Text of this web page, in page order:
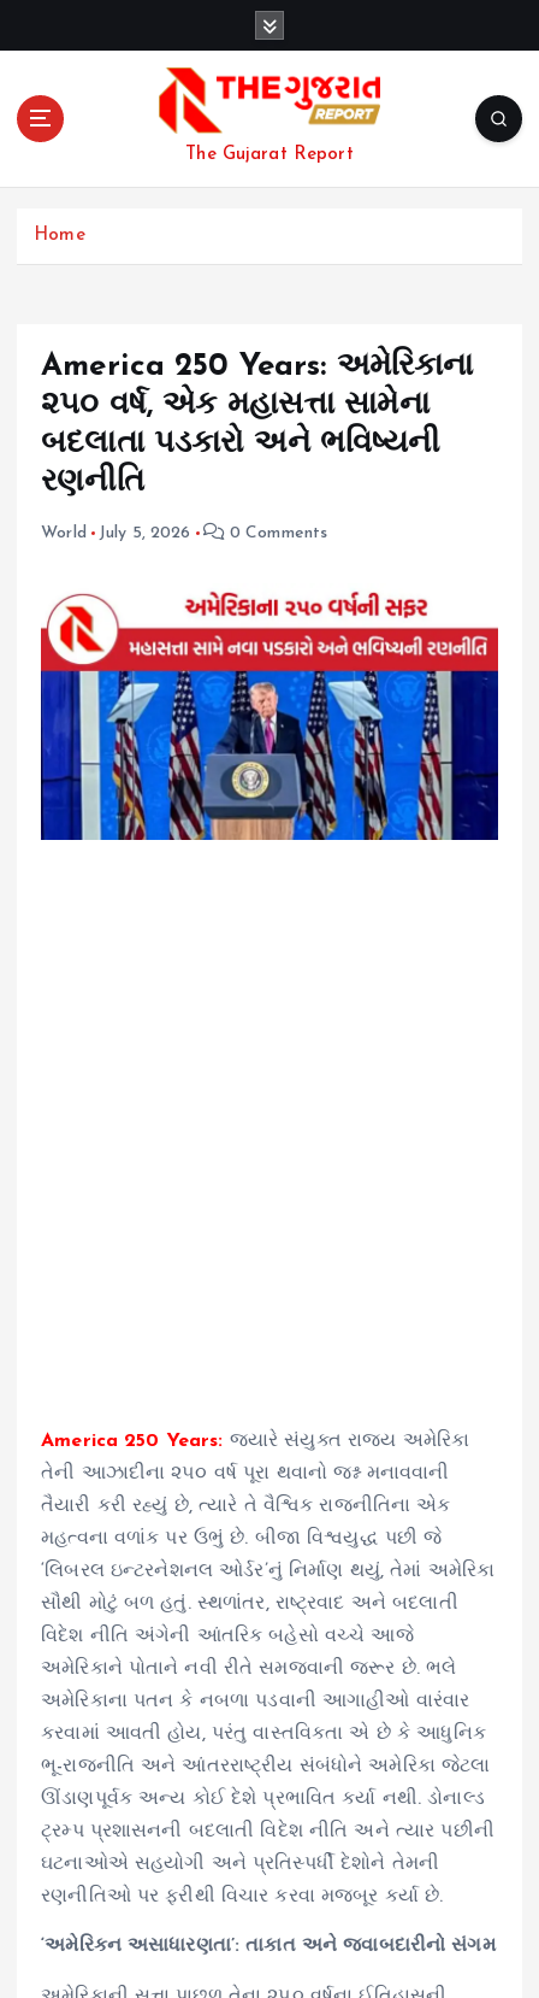
The Gujarat Report
Home
America 250 Years: અમેરિકાના
૨૫૦ વર્ષ, એક મહાસત્તા સામેના
બદલાતા પડકારો અને ભવિષ્યની
રણનીતિ
World July 5, 2026 0 Comments
America 250 Years: જ્યારે સંયુક્ત રાજ્ય અમેરિકા
તેની આઝાદીના ૨૫૦ વર્ષ પૂરા થવાનો જશ્ન મનાવવાની
તૈયારી કરી રહ્યું છે, ત્યારે તે વૈશ્વિક રાજનીતિના એક
મહત્વના વળાંક પર ઉભું છે. બીજા વિશ્વયુદ્ધ પછી જે
‘લિબરલ ઇન્ટરનેશનલ ઓર્ડર’નું નિર્માણ થયું, તેમાં અમેરિકા
સૌથી મોટું બળ હતું. સ્થળાંતર, રાષ્ટ્રવાદ અને બદલાતી
વિદેશ નીતિ અંગેની આંતરિક બહેસો વચ્ચે આજે
અમેરિકાને પોતાને નવી રીતે સમજવાની જરૂર છે. ભલે
અમેરિકાના પતન કે નબળા પડવાની આગાહીઓ વારંવાર
કરવામાં આવતી હોય, પરંતુ વાસ્તવિકતા એ છે કે આધુનિક
ભૂ-રાજનીતિ અને આંતરરાષ્ટ્રીય સંબંધોને અમેરિકા જેટલા
ઊંડાણપૂર્વક અન્ય કોઈ દેશે પ્રભાવિત કર્યા નથી. ડોનાલ્ડ
ટ્રમ્પ પ્રશાસનની બદલાતી વિદેશ નીતિ અને ત્યાર પછીની
ઘટનાઓએ સહયોગી અને પ્રતિસ્પર્ધી દેશોને તેમની
રણનીતિઓ પર ફરીથી વિચાર કરવા મજબૂર કર્યા છે.
‘અમેરિકન અસાધારણતા’: તાકાત અને જવાબદારીનો સંગમ